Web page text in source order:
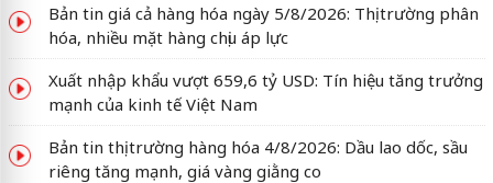
Bản tin giá cả hàng hóa ngày 5/8/2026: Thị trường phân
hóa, nhiều mặt hàng chịu áp lực
Xuất nhập khẩu vượt 659,6 tỷ USD: Tín hiệu tăng trưởng
mạnh của kinh tế Việt Nam
Bản tin thị trường hàng hóa 4/8/2026: Dầu lao dốc, sầu
riêng tăng mạnh, giá vàng giằng co